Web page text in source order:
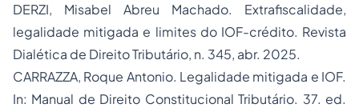
DERZI, Misabel Abreu Machado. Extrafiscalidade,
legalidade mitigada e limites do IOF-crédito. Revista
Dialética de Direito Tributário, n. 345, abr. 2025.
CARRAZZA, Roque Antonio. Legalidade mitigada e IOF.
In: Manual de Direito Constitucional Tributário. 37. ed.